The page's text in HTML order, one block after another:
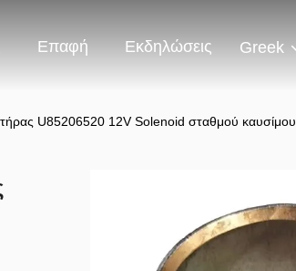
Επαφή Εκδηλώσεις Greek
U85206520 12V Solenoid σταθμού καυσίμου